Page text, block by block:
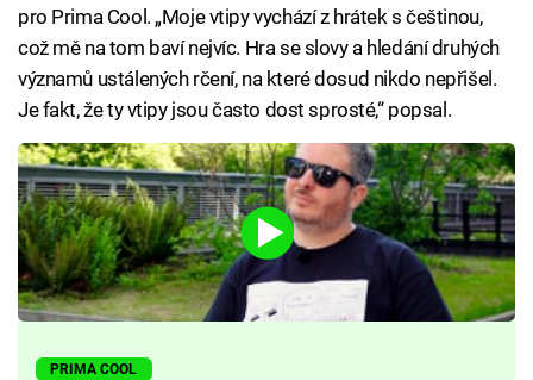
pro Prima Cool. „Moje vtipy vychází z hrátek s češtinou,
což mě na tom baví nejvíc. Hra se slovy a hledání druhých
významů ustálených rčení, na které dosud nikdo nepřišel.
Je fakt, že ty vtipy jsou často dost sprosté,“ popsal.
PRIMA COOL